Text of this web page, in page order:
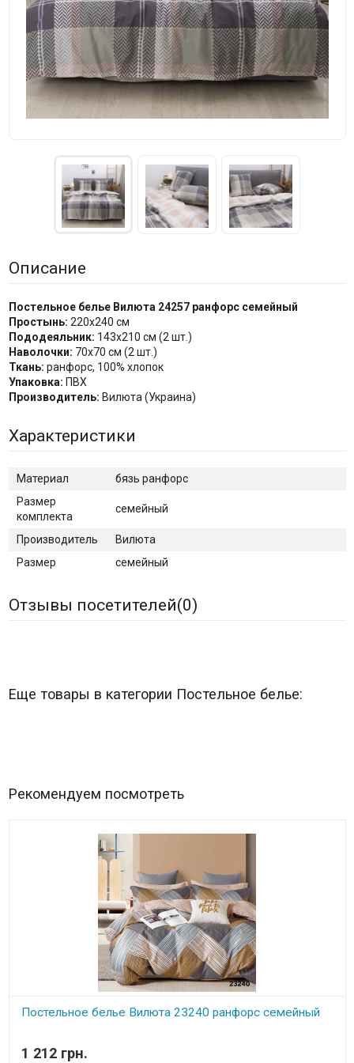
Описание
Постельное белье Вилюта 24257 ранфорс семейный
Простынь: 220x240 см
Пододеяльник: 143х210 см (2 шт.)
Наволочки: 70x70 см (2 шт.)
Ткань: ранфорс, 100% хлопок
Упаковка: ПВХ
Производитель: Вилюта (Украина)
Характеристики
Материал
бязь ранфорс
Размер
комплекта
семейный
Производитель
Вилюта
Размер
семейный
Отзывы посетителей(0)
Еще товары в категории Постельное белье:
Рекомендуем посмотреть
Постельное белье Вилюта 23240 ранфорс семейный
1 212 грн.